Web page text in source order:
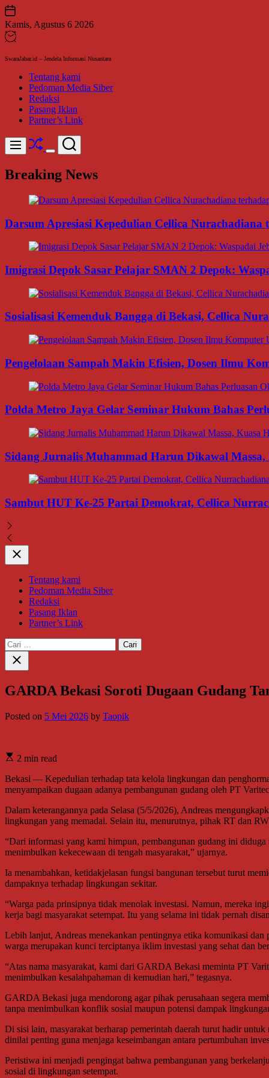
Skip
to
content
Kamis, Agustus 6 2026
SwaraJabar.id – Jendela Informasi Nusantara
Tentang kami
Pedoman Media Siber
Redaksi
Pasang Iklan
Partner’s Link
Menu Shuffle
Switch
mode
Search
Breaking News
Darsum Apresiasi Kepedulian Cellica
Imigrasi Depok Sasar Pelajar SMAN 2 Depok:
Sosialisasi Kemenduk Bangga di Bekasi, Cellica
Pengelolaan Sampah Makin Efisien, Dosen Ilmu
Polda Metro Jaya Gelar Seminar Hukum Bahas
Sidang Jurnalis Muhammad Harun Dikawal
Sambut HUT Ke-25 Partai Demokrat, Cellica
Close
Tentang kami
Pedoman Media Siber
Redaksi
Pasang Iklan
Partner’s Link
Cari
untuk:
Close
search
GARDA Bekasi Soroti Dugaan Gudang
Posted on 5 Mei 2026 by Taopik
2 min read
Bekasi — Kepedulian terhadap tata kelola lingkungan dan
menyampaikan dugaan adanya pembangunan gudang oleh PT
Dalam keterangannya pada Selasa (5/5/2026), Andreas
lingkungan yang memadai. Selain itu, menurutnya, pihak RT dan
“Dari informasi yang kami himpun, pembangunan gudang ini
menimbulkan kekecewaan di tengah masyarakat,” ujarnya.
Ia menambahkan, ketidakjelasan fungsi bangunan tersebut turut
dampaknya terhadap lingkungan sekitar.
“Warga pada prinsipnya tidak menolak investasi. Namun, mereka
kerja bagi masyarakat setempat. Itu yang selama ini tidak pernah
Lebih lanjut, Andreas menekankan pentingnya etika komunikasi dan
warga merupakan kunci terciptanya iklim investasi yang sehat dan
“Atas nama masyarakat, kami dari GARDA Bekasi meminta PT
menimbulkan kesalahpahaman di kemudian hari,” tegasnya.
GARDA Bekasi juga mendorong agar pihak perusahaan segera
tanpa menimbulkan konflik sosial maupun potensi dampak
Di sisi lain, masyarakat berharap pemerintah daerah turut hadir
dinilai penting guna menjaga keseimbangan antara pertumbuhan
Peristiwa ini menjadi pengingat bahwa pembangunan yang
sosial di lingkungan setempat.